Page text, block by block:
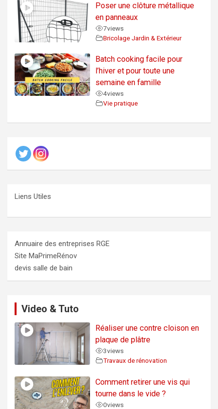
Poser une clôture métallique
en panneaux
7views
Bricolage Jardin & Extérieur
Batch cooking facile pour
l’hiver et pour toute une
semaine en famille
4views
Vie pratique
Liens Utiles
Annuaire des entreprises RGE
Site MaPrimeRénov
devis salle de bain
Video & Tuto
Réaliser une contre cloison en
plaque de plâtre
3views
Travaux de rénovation
Comment retirer une vis qui
tourne dans le vide ?
0views